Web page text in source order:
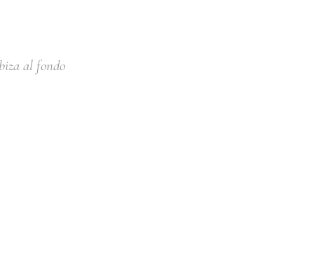
al fondo